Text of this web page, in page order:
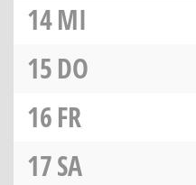
14MI
15DO
16FR
17SA